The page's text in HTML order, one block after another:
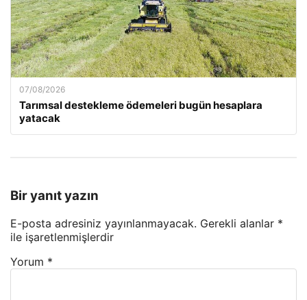
07/08/2026
Tarımsal destekleme ödemeleri bugün hesaplara
yatacak
Bir yanıt yazın
E-posta adresiniz yayınlanmayacak. Gerekli alanlar *
ile işaretlenmişlerdir
Yorum *